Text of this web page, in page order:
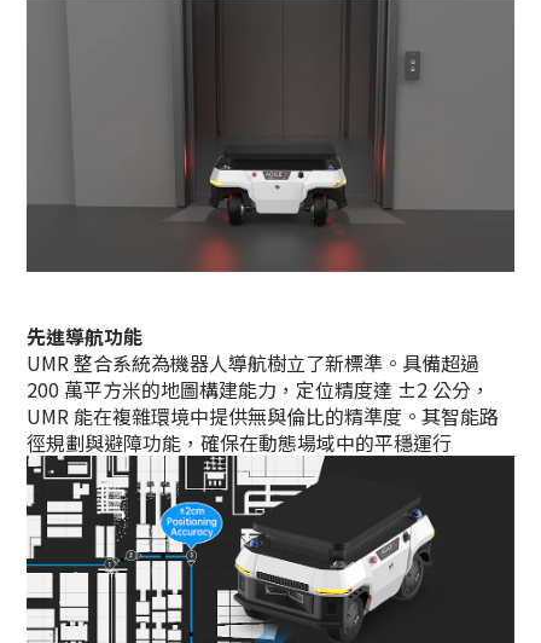
先進導航功能
UMR 整合系統為機器人導航樹立了新標準。具備超過
200 萬平方米的地圖構建能力，定位精度達 ±2 公分，
UMR 能在複雜環境中提供無與倫比的精準度。其智能路
徑規劃與避障功能，確保在動態場域中的平穩運行